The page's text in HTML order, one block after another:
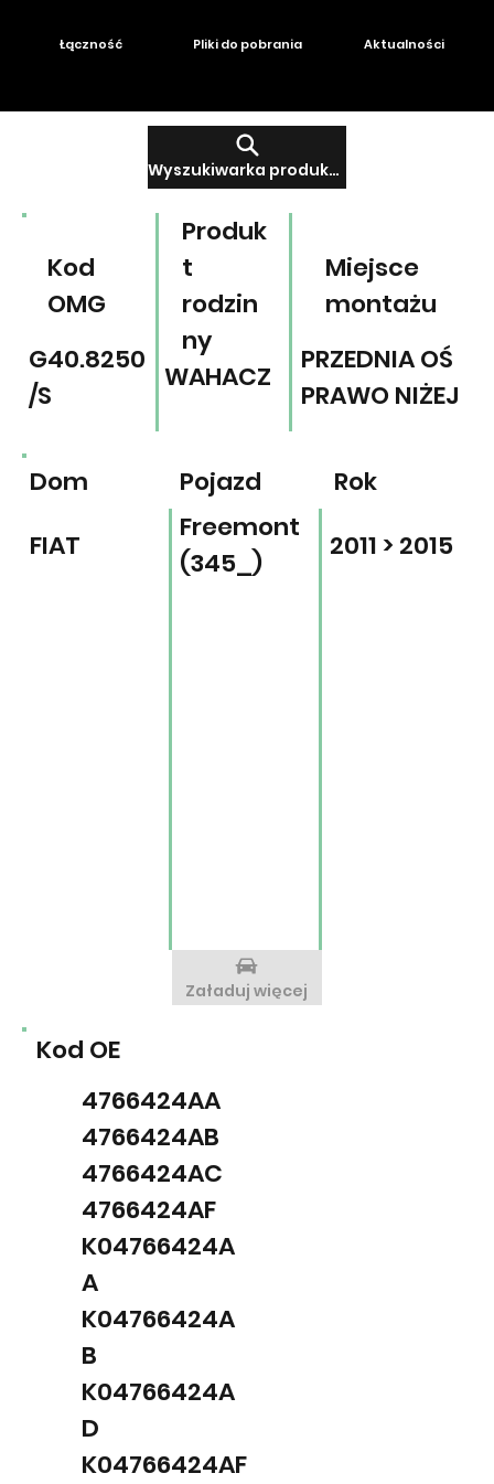
Wyszukiwarka produktów
Łączność Pliki do pobrania Aktualności
Miejsce
montażu
Produk
t
rodzin
ny
Kod
OMG
PRZEDNIA OŚ
PRAWO NIŻEJ
WAHACZ
G40.8250
/S
Kod OE
4766424AA
4766424AB
4766424AC
4766424AF
K04766424A
A
K04766424A
B
K04766424A
D
K04766424AF
Pojazd Rok
Dom
FIAT
Freemont
(345_)
2011 > 2015
Załaduj więcej